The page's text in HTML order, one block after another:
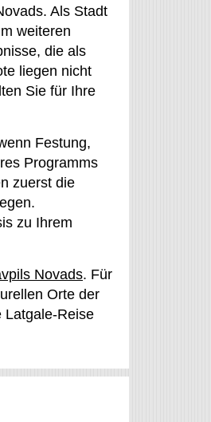
Als Stadt
weiteren
die als
liegen nicht
Sie für Ihre
Festung,
Programms
zuerst die
zu Ihrem
Novads. Für
Orte der
Latgale-Reise